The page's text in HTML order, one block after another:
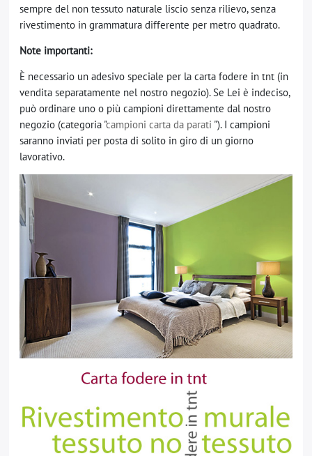
sempre del non tessuto naturale liscio senza rilievo, senza
rivestimento in grammatura differente per metro quadrato.
Note importanti:
È necessario un adesivo speciale per la carta fodere in tnt (in
vendita separatamente nel nostro negozio). Se Lei è indeciso,
può ordinare uno o più campioni direttamente dal nostro
negozio (categoria "campioni carta da parati "). I campioni
saranno inviati per posta di solito in giro di un giorno
lavorativo.